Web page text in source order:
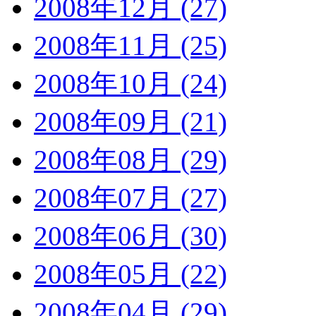
2008年12月 (27)
2008年11月 (25)
2008年10月 (24)
2008年09月 (21)
2008年08月 (29)
2008年07月 (27)
2008年06月 (30)
2008年05月 (22)